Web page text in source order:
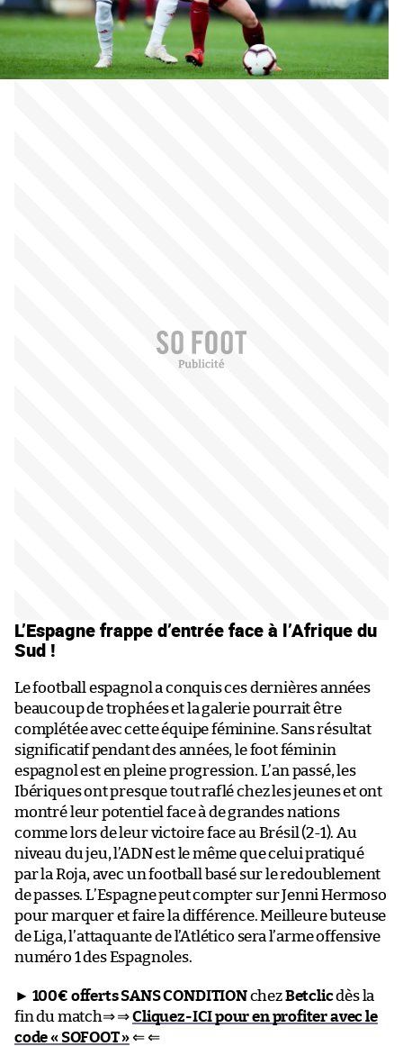
L’Espagne frappe d’entrée face à l’Afrique du
Sud !
Le football espagnol a conquis ces dernières années
beaucoup de trophées et la galerie pourrait être
complétée avec cette équipe féminine. Sans résultat
significatif pendant des années, le foot féminin
espagnol est en pleine progression. L’an passé, les
Ibériques ont presque tout raflé chez les jeunes et ont
montré leur potentiel face à de grandes nations
comme lors de leur victoire face au Brésil (2-1). Au
niveau du jeu, l’ADN est le même que celui pratiqué
par la Roja, avec un football basé sur le redoublement
de passes. L’Espagne peut compter sur Jenni Hermoso
pour marquer et faire la différence. Meilleure buteuse
de Liga, l’attaquante de l’Atlético sera l’arme offensive
numéro 1 des Espagnoles.
► 100€ offerts SANS CONDITIONchezBetclicdès la
fin du match⇒ ⇒Cliquez-ICI pour en profiter avec le
code « SOFOOT »⇐ ⇐